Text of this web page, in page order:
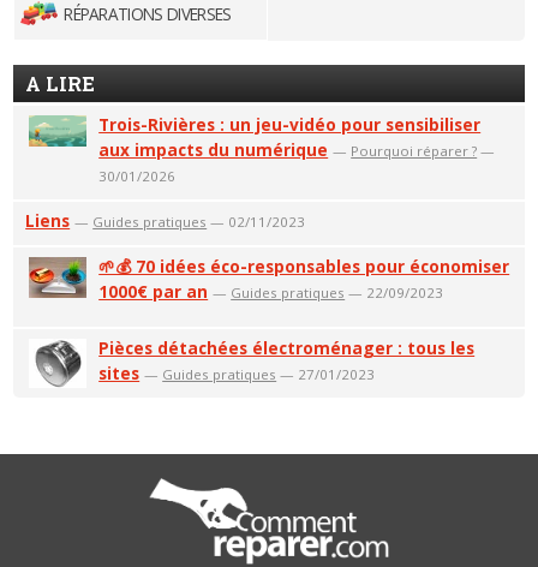
RÉPARATIONS DIVERSES
A LIRE
Trois-Rivières : un jeu-vidéo pour sensibiliser
aux impacts du numérique — Pourquoi réparer ? —
30/01/2026
Liens — Guides pratiques — 02/11/2023
🌱💰 70 idées éco-responsables pour économiser
1000€ par an — Guides pratiques — 22/09/2023
Pièces détachées électroménager : tous les
sites — Guides pratiques — 27/01/2023